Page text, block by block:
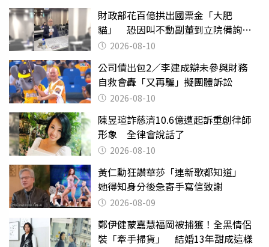
財政部花百億拱出國票金「大肥
貓」 恐因叫不動副董到立院備詢惹
議 2026-08-10
公司債出包2／李建成辯未參與財務
自救會轟「又再騙」擬團體訴訟
2026-08-10
陳昱瑄詐慈濟10.6億遭起訴重創律師
形象 全律會說話了
2026-08-10
黃仁勳狂讚華莎「連新歌都知道」
她得知身分後急寄手寫信致謝
2026-08-09
鄭伊健蒙嘉慧福岡被捕獲！全黑情侶
裝「牽手掃貨」 結婚13年甜成這樣